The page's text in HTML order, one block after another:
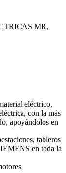
MR,
eléctrico,
con la más
apoyándolos en
tableros
en toda la